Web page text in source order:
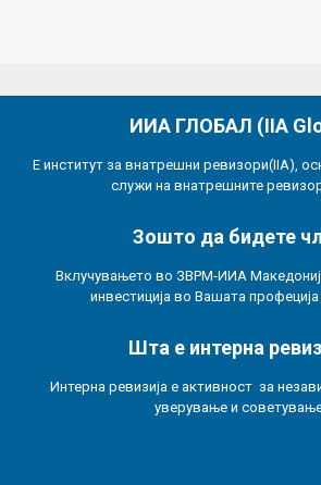
ИИА ГЛОБАЛ (IIA
Е институт за внатрешни ревизори(IIA),
служи на внатрешните
Зошто да бидете
Вклучувањето во ЗВРМ-ИИА
инвестиција во Вашата
Шта е интерна
Интерна ревизија е активност за
уверување и